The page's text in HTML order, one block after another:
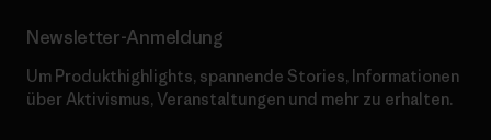
Newsletter-Anmeldung
Um Produkthighlights, spannende Stories, Informationen
über Aktivismus, Veranstaltungen und mehr zu erhalten.